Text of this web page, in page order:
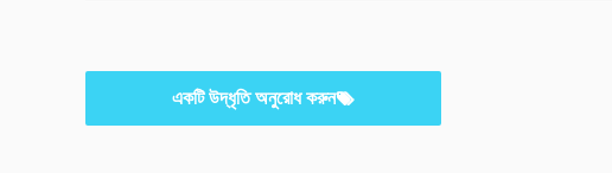
একটি উদ্ধৃতি অনুরোধ করুন